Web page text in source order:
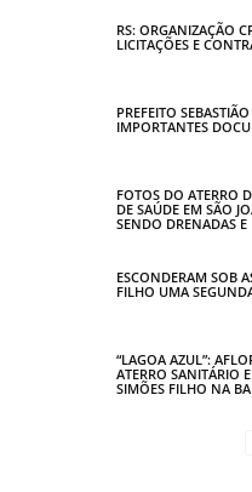
RS: ORGANIZAÇÃO
LICITAÇÕES E
PREFEITO
IMPORTANTES
FOTOS DO ATERRO
DE SAÚDE EM SÃO
SENDO DRENADAS E
ESCONDERAM SOB
FILHO UMA
“LAGOA AZUL”:
ATERRO SANITÁRIO
SIMÕES FILHO NA